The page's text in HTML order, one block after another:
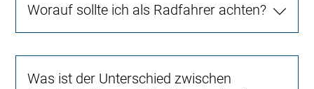
Worauf sollte ich als Radfahrer achten?
Was ist der Unterschied zwischen